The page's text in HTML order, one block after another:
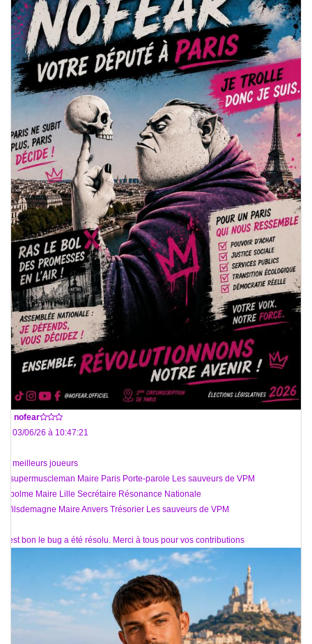
nofear
Le 03/06/26 à 10:47:21
15 meilleurs joueurs
1. supermuscleman Maire Paris Porte-parole Les sauveurs de VPM
2. polme Maire Lille Secrétaire Résonance Nationale
3. filsdemagne Maire Anvers Trésorier Les sauveurs de VPM
C'est bon le bug a été résolu. Merci à tous pour vos contributions